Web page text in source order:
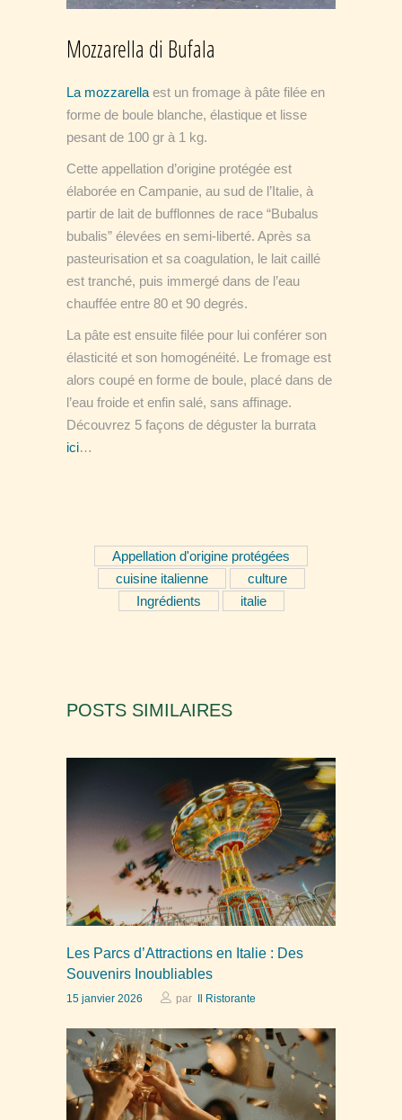
Mozzarella di Bufala
La mozzarella est un fromage à pâte filée en
forme de boule blanche, élastique et lisse
pesant de 100 gr à 1 kg.
Cette appellation d’origine protégée est
élaborée en Campanie, au sud de l’Italie, à
partir de lait de bufflonnes de race “Bubalus
bubalis” élevées en semi-liberté. Après sa
pasteurisation et sa coagulation, le lait caillé
est tranché, puis immergé dans de l’eau
chauffée entre 80 et 90 degrés.
La pâte est ensuite filée pour lui conférer son
élasticité et son homogénéité. Le fromage est
alors coupé en forme de boule, placé dans de
l’eau froide et enfin salé, sans affinage.
Découvrez 5 façons de déguster la burrata
ici…
Appellation d'origine protégées
cuisine italienne
culture
Ingrédients
italie
POSTS SIMILAIRES
Les Parcs d’Attractions en Italie : Des
Souvenirs Inoubliables
15 janvier 2026 par Il Ristorante